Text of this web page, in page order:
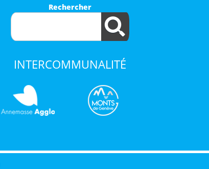
Rechercher
INTERCOMMUNALITÉ